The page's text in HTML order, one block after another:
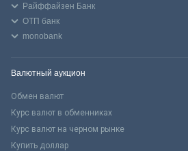
Райффайзен Банк
ОТП банк
monobank
Валютный аукцион
Обмен валют
Курс валют в обменниках
Курс валют на черном рынке
Купить доллар